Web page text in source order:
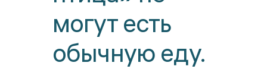
могут есть
обычную еду.